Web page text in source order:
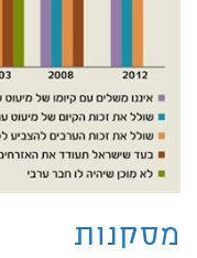
מסקנות